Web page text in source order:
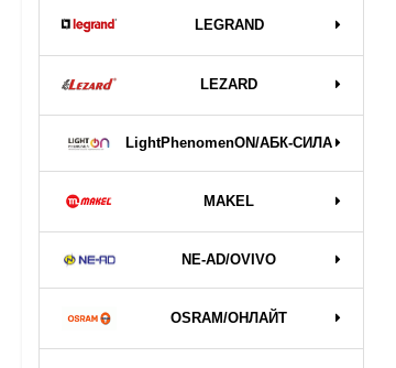
LEGRAND
LEZARD
LightPhenomenON/АБК-СИЛА
MAKEL
NE-AD/OVIVO
OSRAM/ОНЛАЙТ